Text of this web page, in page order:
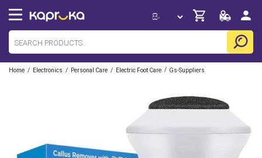
Home / Electronics / Personal Care / Electric Foot Care / Gs-Suppliers